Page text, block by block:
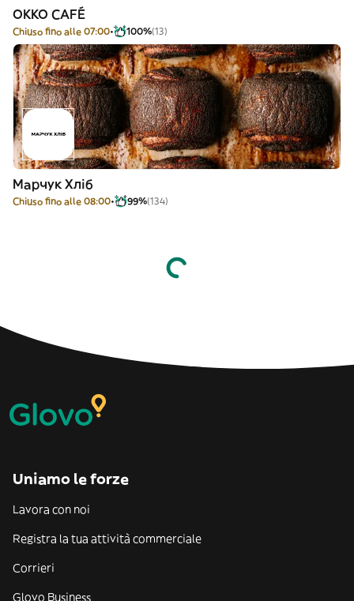
OKKO CAFÉ
Chiuso fino alle 07:00 100%(13)
Марчук Хліб
Chiuso fino alle 08:00 99%(134)
Uniamo le forze
Lavora con noi
Registra la tua attività commerciale
Corrieri
Glovo Business